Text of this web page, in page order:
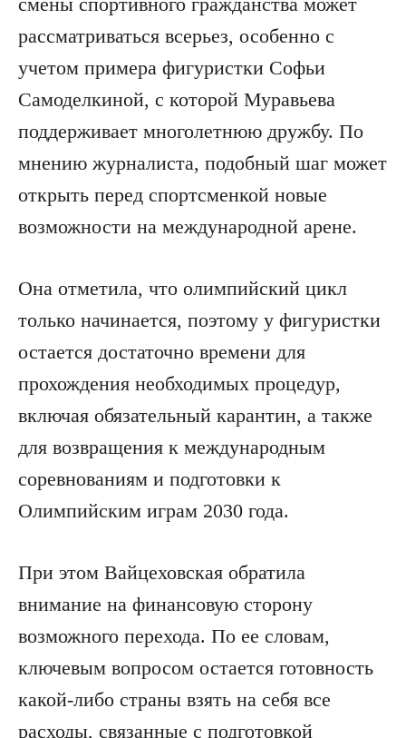
рассматриваться всерьез, особенно с
учетом примера фигуристки Софьи
Самоделкиной, с которой Муравьева
поддерживает многолетнюю дружбу. По
мнению журналиста, подобный шаг может
открыть перед спортсменкой новые
возможности на международной арене.
Она отметила, что олимпийский цикл
только начинается, поэтому у фигуристки
остается достаточно времени для
прохождения необходимых процедур,
включая обязательный карантин, а также
для возвращения к международным
соревнованиям и подготовки к
Олимпийским играм 2030 года.
При этом Вайцеховская обратила
внимание на финансовую сторону
возможного перехода. По ее словам,
ключевым вопросом остается готовность
какой-либо страны взять на себя все
расходы, связанные с подготовкой